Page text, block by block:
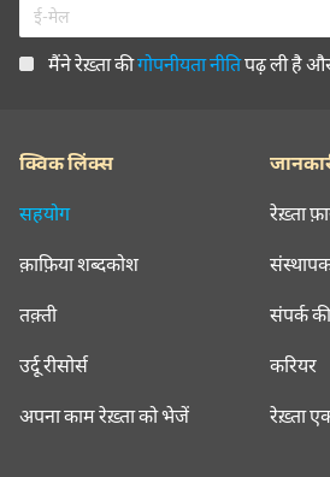
मैंने रेख़्ता कीगोपनीयता नीतिपढ़ ली है
क्विक लिंक्स
सहयोग
क़ाफ़िया शब्दकोश
तक़्ती
उर्दू रीसोर्स
अपना काम रेख़्ता को भेजें
रेख़्ता
संपर्क
करियर
रेख़्ता